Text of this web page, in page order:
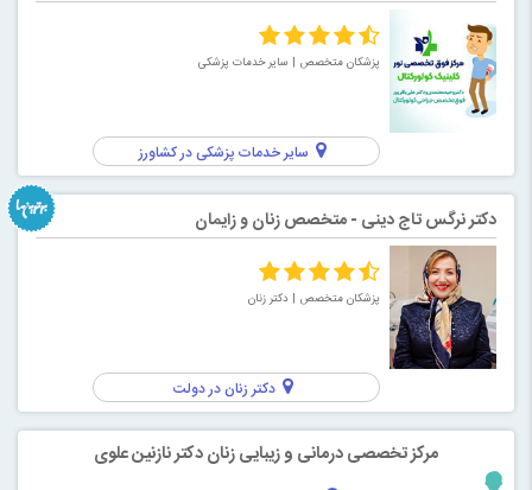
پزشکان متخصص | سایر خدمات پزشکی
سایر خدمات پزشکی در کشاورز
دکتر نرگس تاج دینی - متخصص زنان و زایمان
پزشکان متخصص | دکتر زنان
دکتر زنان در دولت
مرکز تخصصی درمانی و زیبایی زنان دکتر نازنین علوی